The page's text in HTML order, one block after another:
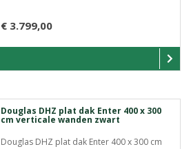
€ 3.799,00
Douglas DHZ plat dak Enter 400 x 300
cm verticale wanden zwart
Douglas DHZ plat dak Enter 400 x 300 cm